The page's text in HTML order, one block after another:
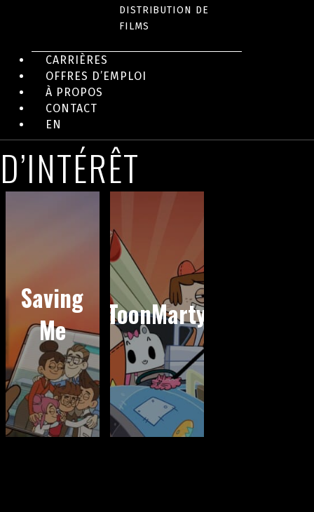
DISTRIBUTION DE
FILMS
CARRIÈRES
OFFRES D’EMPLOI
À PROPOS
CONTACT
EN
AUTRES ANIMATIONS
D’INTÉRÊT
Saving
Me
ToonMarty